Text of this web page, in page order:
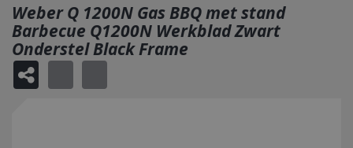
Weber Q 1200N Gas BBQ met stand
Barbecue Q1200N Werkblad Zwart
Onderstel Black Frame